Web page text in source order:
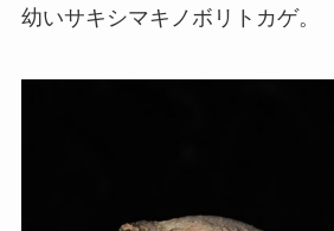
幼いサキシマキノボリトカゲ。